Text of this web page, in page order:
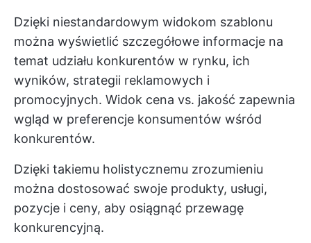
Dzięki niestandardowym widokom szablonu
można wyświetlić szczegółowe informacje na
temat udziału konkurentów w rynku, ich
wyników, strategii reklamowych i
promocyjnych. Widok cena vs. jakość zapewnia
wgląd w preferencje konsumentów wśród
konkurentów.
Dzięki takiemu holistycznemu zrozumieniu
można dostosować swoje produkty, usługi,
pozycje i ceny, aby osiągnąć przewagę
konkurencyjną.